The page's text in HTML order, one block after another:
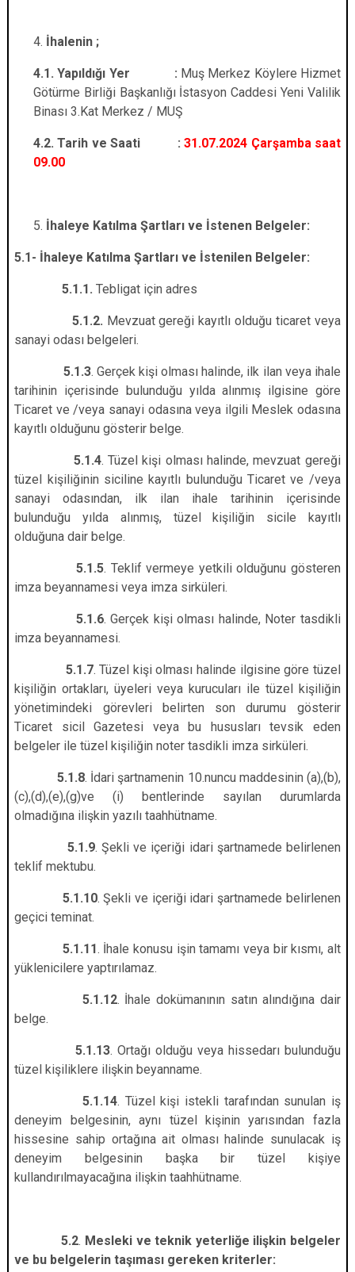
İhalenin ;
4.1. Yapıldığı Yer : Muş Merkez Köylere Hizmet
Götürme Birliği Başkanlığı İstasyon Caddesi Yeni Valilik
Binası 3.Kat Merkez / MUŞ
4.2. Tarih ve Saati :31.07.2024 Çarşamba saat
09.00
İhaleye Katılma Şartları ve İstenen Belgeler:
5.1- İhaleye Katılma Şartları ve İstenilen Belgeler:
5.1.1.Tebligat için adres
5.1.2. Mevzuat gereği kayıtlı olduğu ticaret veya
sanayi odası belgeleri.
5.1.3. Gerçek kişi olması halinde, ilk ilan veya ihale
tarihinin içerisinde bulunduğu yılda alınmış ilgisine göre
Ticaret ve /veya sanayi odasına veya ilgili Meslek odasına
kayıtlı olduğunu gösterir belge.
5.1.4. Tüzel kişi olması halinde, mevzuat gereği
tüzel kişiliğinin siciline kayıtlı bulunduğu Ticaret ve /veya
sanayi odasından, ilk ilan ihale tarihinin içerisinde
bulunduğu yılda alınmış, tüzel kişiliğin sicile kayıtlı
olduğuna dair belge.
5.1.5. Teklif vermeye yetkili olduğunu gösteren
imza beyannamesi veya imza sirküleri.
5.1.6. Gerçek kişi olması halinde, Noter tasdikli
imza beyannamesi.
5.1.7. Tüzel kişi olması halinde ilgisine göre tüzel
kişiliğin ortakları, üyeleri veya kurucuları ile tüzel kişiliğin
yönetimindeki görevleri belirten son durumu gösterir
Ticaret sicil Gazetesi veya bu hususları tevsik eden
belgeler ile tüzel kişiliğin noter tasdikli imza sirküleri.
5.1.8. İdari şartnamenin 10.nuncu maddesinin (a),(b),
(c),(d),(e),(g)ve (i) bentlerinde sayılan durumlarda
olmadığına ilişkin yazılı taahhütname.
5.1.9. Şekli ve içeriği idari şartnamede belirlenen
teklif mektubu.
5.1.10. Şekli ve içeriği idari şartnamede belirlenen
geçici teminat.
5.1.11. İhale konusu işin tamamı veya bir kısmı, alt
yüklenicilere yaptırılamaz.
5.1.12. İhale dokümanının satın alındığına dair
belge.
5.1.13. Ortağı olduğu veya hissedarı bulunduğu
tüzel kişiliklere ilişkin beyanname.
5.1.14. Tüzel kişi istekli tarafından sunulan iş
deneyim belgesinin, aynı tüzel kişinin yarısından fazla
hissesine sahip ortağına ait olması halinde sunulacak iş
deneyim belgesinin başka bir tüzel kişiye
kullandırılmayacağına ilişkin taahhütname.
5.2. Mesleki ve teknik yeterliğe ilişkin belgeler
ve bu belgelerin taşıması gereken kriterler: